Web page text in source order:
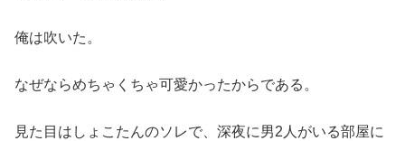
俺は吹いた。
なぜならめちゃくちゃ可愛かったからである。
見た目はしょこたんのソレで、深夜に男2人がいる部屋に